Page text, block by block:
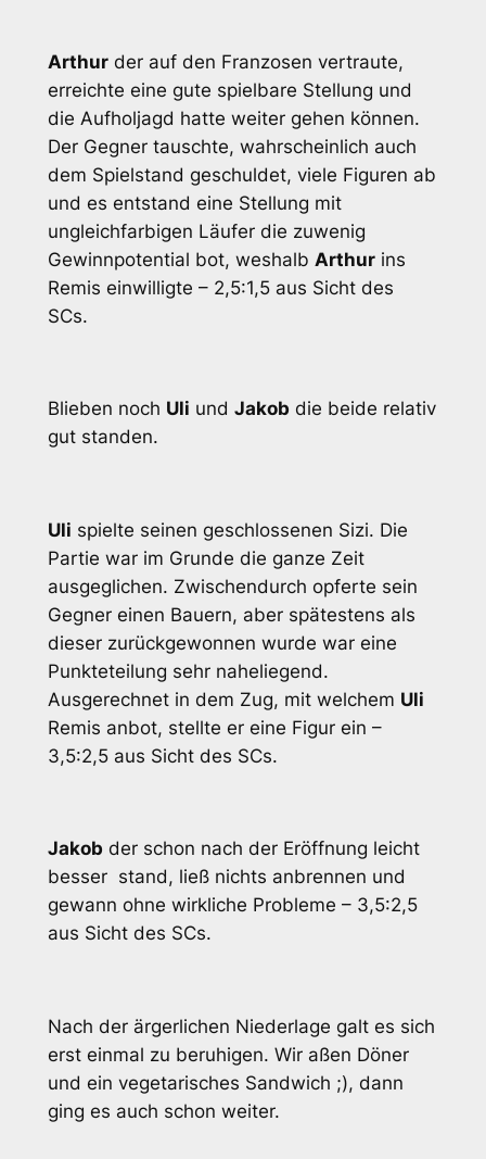
Arthurder auf den Franzosen vertraute,
erreichte eine gute spielbare Stellung und
die Aufholjagd hatte weiter gehen können.
Der Gegner tauschte, wahrscheinlich auch
dem Spielstand geschuldet, viele Figuren ab
und es entstand eine Stellung mit
ungleichfarbigen Läufer die zuwenig
Gewinnpotential bot, weshalb Arthurins
Remis einwilligte – 2,5:1,5 aus Sicht des
SCs.
Blieben noch Uli und Jakob die beide relativ
gut standen.
Uli spielte seinen geschlossenen Sizi. Die
Partie war im Grunde die ganze Zeit
ausgeglichen. Zwischendurch opferte sein
Gegner einen Bauern, aber spätestens als
dieser zurückgewonnen wurde war eine
Punkteteilung sehr naheliegend.
Ausgerechnet in dem Zug, mit welchem Uli
Remis anbot, stellte er eine Figur ein –
3,5:2,5 aus Sicht des SCs.
Jakob der schon nach der Eröffnung leicht
besser stand, ließ nichts anbrennen und
gewann ohne wirkliche Probleme – 3,5:2,5
aus Sicht des SCs.
Nach der ärgerlichen Niederlage galt es sich
erst einmal zu beruhigen. Wir aßen Döner
und ein vegetarisches Sandwich ;), dann
ging es auch schon weiter.